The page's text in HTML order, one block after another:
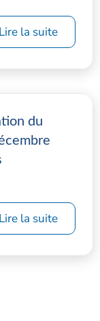
Lire la suite
du
Lire la suite